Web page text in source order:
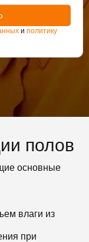
и политику
полов
основные
влаги из
при